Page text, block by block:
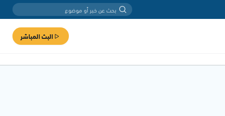
البث المباشر